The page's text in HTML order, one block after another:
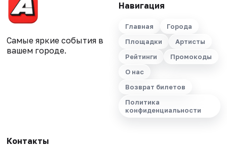
Самые яркие события в
вашем городе.
Навигация
Главная
Города
Площадки
Артисты
Рейтинги
Промокоды
О нас
Возврат билетов
Политика
конфиденциальности
Контакты